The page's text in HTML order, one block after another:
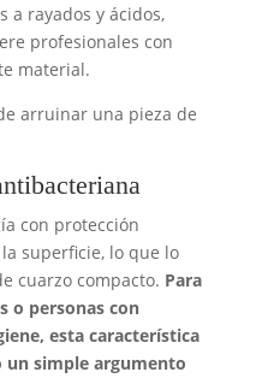
a rayados y ácidos,
profesionales con
material.
arruinar una pieza de
con protección
superficie, lo que lo
cuarzo compacto. Para
o personas con
esta característica
un simple argumento